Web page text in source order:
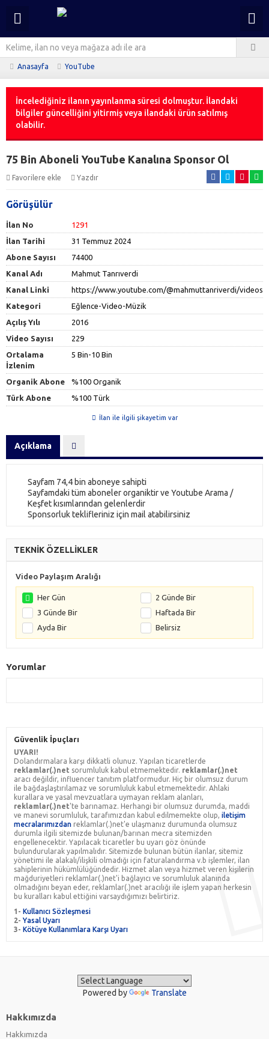
Anasayfa YouTube
İncelediğiniz ilanın yayınlanma süresi dolmuştur. İlandaki
bilgiler güncelliğini yitirmiş veya ilandaki ürün satılmış
olabilir.
75 Bin Aboneli YouTube Kanalına Sponsor Ol
Favorilere ekle Yazdır
Görüşülür
İlan No
1291
İlan Tarihi
31 Temmuz 2024
Abone Sayısı
74400
Kanal Adı
Mahmut Tanrıverdi
Kanal Linki
https://www.youtube.com/@mahmuttanriverdi/videos
Kategori
Eğlence-Video-Müzik
Açılış Yılı
2016
Video Sayısı
229
Ortalama
İzlenim
5 Bin-10 Bin
Organik Abone
%100 Organik
Türk Abone
%100 Türk
İlan ile ilgili şikayetim var
Açıklama
Sayfam 74,4 bin aboneye sahipti
Sayfamdaki tüm aboneler organiktir ve Youtube Arama /
Keşfet kısımlarından gelenlerdir
Sponsorluk teklifleriniz için mail atabilirsiniz
TEKNİK ÖZELLİKLER
Video Paylaşım Aralığı
Her Gün
2 Günde Bir
3 Günde Bir
Haftada Bir
Ayda Bir
Belirsiz
Yorumlar
Güvenlik İpuçları
UYARI!
Dolandırmalara karşı dikkatli olunuz. Yapılan ticaretlerde
reklamlar(.)net sorumluluk kabul etmemektedir. reklamlar(.)net
aracı değildir, influencer tanıtım platformudur. Hiç bir olumsuz durum
ile bağdaşlaştırılamaz ve sorumluluk kabul etmemektedir. Ahlaki
kurallara ve yasal mevzuatlara uymayan reklam alanları,
reklamlar(.)net'te barınamaz. Herhangi bir olumsuz durumda, maddi
ve manevi sorumluluk, tarafımızdan kabul edilmemekte olup, iletişim
mecralarımızdan reklamlar(.)net'e ulaşmanız durumunda olumsuz
durumla ilgili sitemizde bulunan/barınan mecra sitemizden
engellenecektir. Yapılacak ticaretler bu uyarı göz önünde
bulundurularak yapılmalıdır. Sitemizde bulunan bütün ilanlar, sitemiz
yönetimi ile alakalı/ilişkili olmadığı için faturalandırma v.b işlemler, ilan
sahiplerinin hükümlülüğündedir. Hizmet alan veya hizmet veren kişilerin
mağduriyetleri reklamlar(.)net'i bağlayıcı ve sorumluluk alanında
olmadığını beyan eder, reklamlar(.)net aracılığı ile işlem yapan herkesin
bu kuralları kabul ettiğini varsaydığımızı belirtiriz.
1- Kullanıcı Sözleşmesi
2- Yasal Uyarı
3- Kötüye Kullanımlara Karşı Uyarı
Powered by Translate
Hakkımızda
Hakkımızda